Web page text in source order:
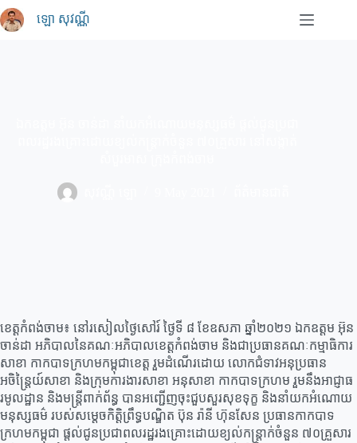
Skip
to
content
ឡោ សុវណ្ណី
ខេត្ដកំពង់ចាម៖ នៅរសៀលថ្ងៃសៅរ៍ ថ្ងៃទី ៨ ខែឧសភា ឆ្នាំ២០២១ ឯកឧត្តម អ៊ុន
ចាន់ដា អភិបាលនៃគណៈអភិបាលខេត្តកំពង់ចាម និងជាប្រធានគណៈកម្មាធិការ
សាខា កាកបាទក្រហមកម្ពុជាខេត្ត រួមដំណើរដោយ លោកជំទាវអនុប្រធាន
អចិន្ត្រៃយ៍សាខា និងក្រុមការងារសាខា អនុសាខា កាកបាទក្រហម រួមនឹងអាជ្ញាធ
រមូលដ្ឋាន និងមន្ត្រីពាក់ព័ន្ធ បានអញ្ជើញចុះជួបសួរសុខទុក្ខ និងនាំយកអំណោយ
មនុស្សធម៌ របស់សម្តេចកិត្តិព្រឹទ្ធបណ្ឌិត ប៊ុន រ៉ានី ហ៊ុនសែន ប្រធានកាកបាទ
ក្រហមកម្ពុជា ផ្តល់ជូនប្រជាពលរដ្ឋរងគ្រោះដោយខ្យល់កន្ត្រាក់ចំនួន ៧០គ្រួសារ